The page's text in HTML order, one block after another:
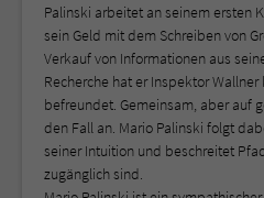
Palinski arbeitet an seinem ersten
sein Geld mit dem Schreiben von
Verkauf von Informationen aus
Recherche hat er Inspektor
befreundet. Gemeinsam, aber auf
den Fall an. Mario Palinski folgt
seiner Intuition und beschreitet
zugänglich sind.